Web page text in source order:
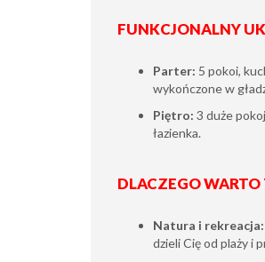
FUNKCJONALNY
Parter: 5 pokoi,
wykończone w
Piętro: 3 duże
łazienka.
DLACZEGO
Natura i rekreacja:
dzieli Cię od plaży i